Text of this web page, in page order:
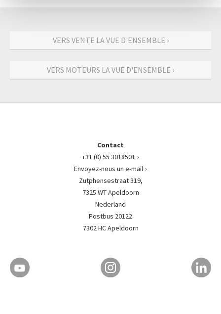
VERS VENTE LA VUE D'ENSEMBLE ›
VERS MOTEURS LA VUE D'ENSEMBLE ›
Contact
+31 (0) 55 3018501
Envoyez-nous un e-mail
Zutphensestraat 319,
7325 WT Apeldoorn
Nederland
Postbus 20122
7302 HC Apeldoorn